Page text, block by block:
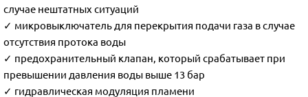
случае нештатных ситуаций
✓ микровыключатель для перекрытия подачи газа в случае
отсутствия протока воды
✓ предохранительный клапан, который срабатывает при
превышении давления воды выше 13 бар
✓ гидравлическая модуляция пламени